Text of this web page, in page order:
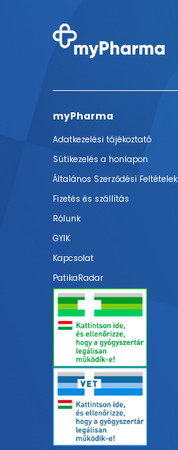
myPharma
Adatkezelési tájékoztató
Sütikezelés a honlapon
Általános Szerződési Feltételek
Fizetés és szállítás
Rólunk
GYIK
Kapcsolat
PatikaRadar